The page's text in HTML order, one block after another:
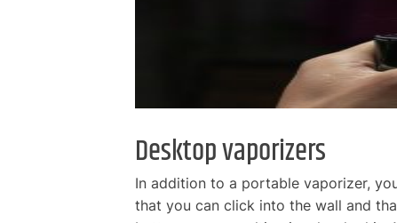
Desktop vaporizers
In addition to a portable vaporizer,
that you can click into the wall and